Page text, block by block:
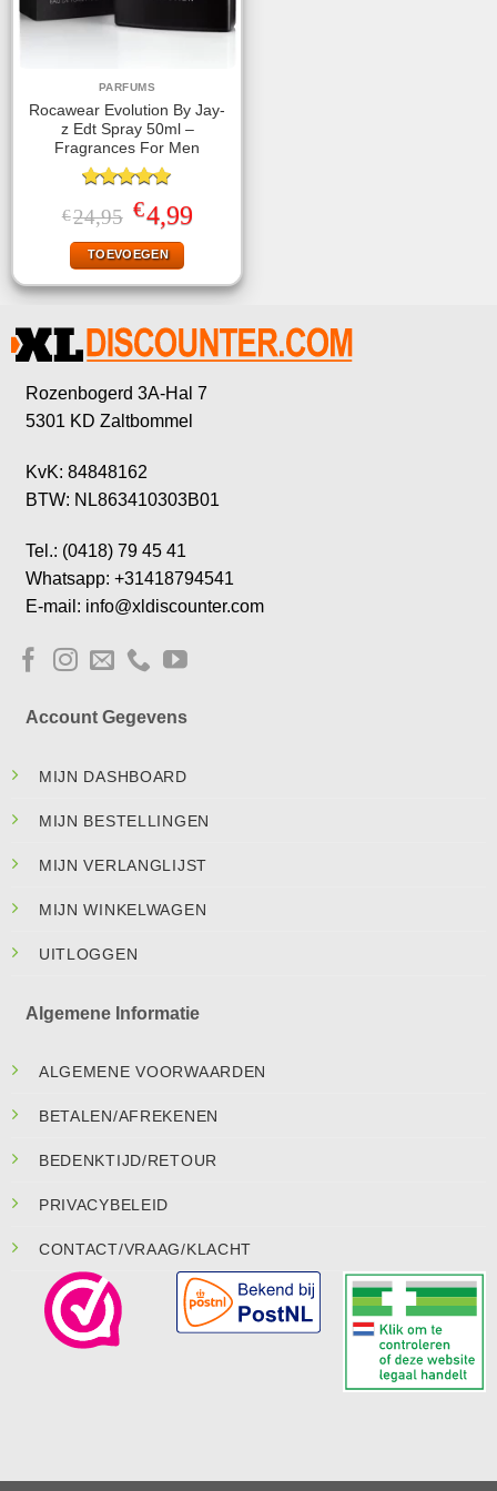
PARFUMS
Rocawear Evolution By Jay-
z Edt Spray 50ml –
Fragrances For Men
Gewaardeerd
5.00uit 5
€24,95 Oorspronkelijke
prijs
was:
€24,95.
€4,99Huidige
prijs
TOEVOEGEN
Rozenbogerd 3A-Hal 7
5301 KD Zaltbommel
KvK: 84848162
BTW: NL863410303B01
Tel.: (0418) 79 45 41
Whatsapp: +31418794541
E-mail: info@xldiscounter.com
Account Gegevens
MIJN DASHBOARD
MIJN BESTELLINGEN
MIJN VERLANGLIJST
MIJN WINKELWAGEN
UITLOGGEN
Algemene Informatie
ALGEMENE VOORWAARDEN
BETALEN/AFREKENEN
BEDENKTIJD/RETOUR
PRIVACYBELEID
CONTACT/VRAAG/KLACHT